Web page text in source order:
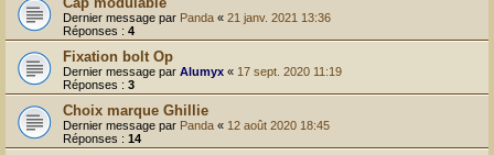
Dernier message par Panda « 21 janv. 2021 13:36
Réponses : 4
Fixation bolt Op
Dernier message par Alumyx « 17 sept. 2020 11:19
Réponses : 3
Choix marque Ghillie
Dernier message par Panda « 12 août 2020 18:45
Réponses : 14